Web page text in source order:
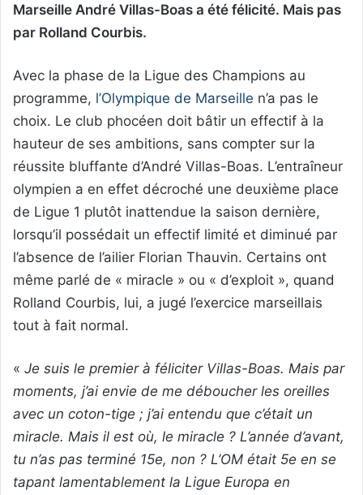
Marseille André Villas-Boas a été félicité. Mais pas
par Rolland Courbis.
Avec la phase de la Ligue des Champions au
programme, l’Olympique de Marseille n’a pas le
choix. Le club phocéen doit bâtir un effectif à la
hauteur de ses ambitions, sans compter sur la
réussite bluffante d’André Villas-Boas. L’entraîneur
olympien a en effet décroché une deuxième place
de Ligue 1 plutôt inattendue la saison dernière,
lorsqu’il possédait un effectif limité et diminué par
l’absence de l’ailier Florian Thauvin. Certains ont
même parlé de « miracle » ou « d’exploit », quand
Rolland Courbis, lui, a jugé l’exercice marseillais
tout à fait normal.
« Je suis le premier à féliciter Villas-Boas. Mais par
moments, j’ai envie de me déboucher les oreilles
avec un coton-tige ; j’ai entendu que c’était un
miracle. Mais il est où, le miracle ? L’année d’avant,
tu n’as pas terminé 15e, non ? L’OM était 5e en se
tapant lamentablement la Ligue Europa en